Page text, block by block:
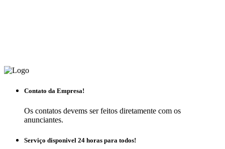
Contato da Empresa!
Os contatos devems ser feitos diretamente com os
anunciantes.
Serviço disponivel 24 horas para todos!